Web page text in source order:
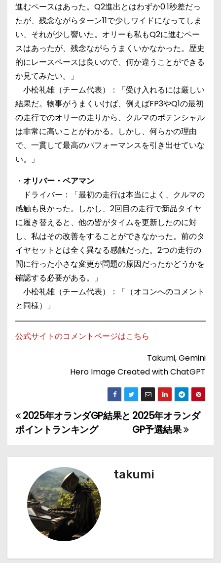
進むペースはあった。Q2進出とはわずか0.1秒差だっ
たが、残念ながらターン11で少しワイドになってしま
い、それが少し響いた。オリーも私もQ2に進むペー
スはあったが、残念ながらうまくいかなかった。歴史
的にレースペースは良いので、何か違うことができる
か見てみたい。」
小松礼雄（チーム代表）：「受け入れるには厳しい
結果だ。物事がうまくいけば、例えばFP3やQ1の最初
の走行でのオリーの走りから、クルマのポテンシャル
は非常に高いことがわかる。しかし、何らかの理由
で、一貫して最高のパフォーマンスを引き出せていな
い。」
・ オリバー・ベアマン
ドライバー：「最初の走行は本当によく、クルマの
感触も良かった。しかし、2回目の走行で新品タイヤ
に履き替えると、他の皆がタイムを更新したのに対
し、私はその改善をすることができなかった。前のタ
イヤセットとは全く異なる感触だった。2つの走行の
間に行った小さな変更が問題の原因だったかどうかを
確認する必要がある。」
小松礼雄（チーム代表）：「（オコンへのコメント
と同様）」
公式サイトのコメントページはこちら
Takumi, Gemini
Hero Image Created with ChatGPT
投
稿
ナ
ゲ
ー
2025年オランダ
GP予選結果
2025年オランダGP結果と
ポイントランキング
takumi